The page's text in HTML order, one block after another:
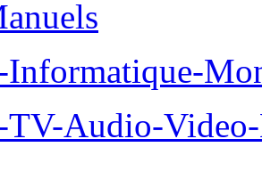
Informatique-
TV-Audio-